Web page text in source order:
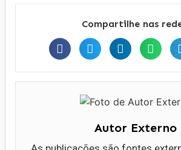
Compartilhe nas
Autor Externo